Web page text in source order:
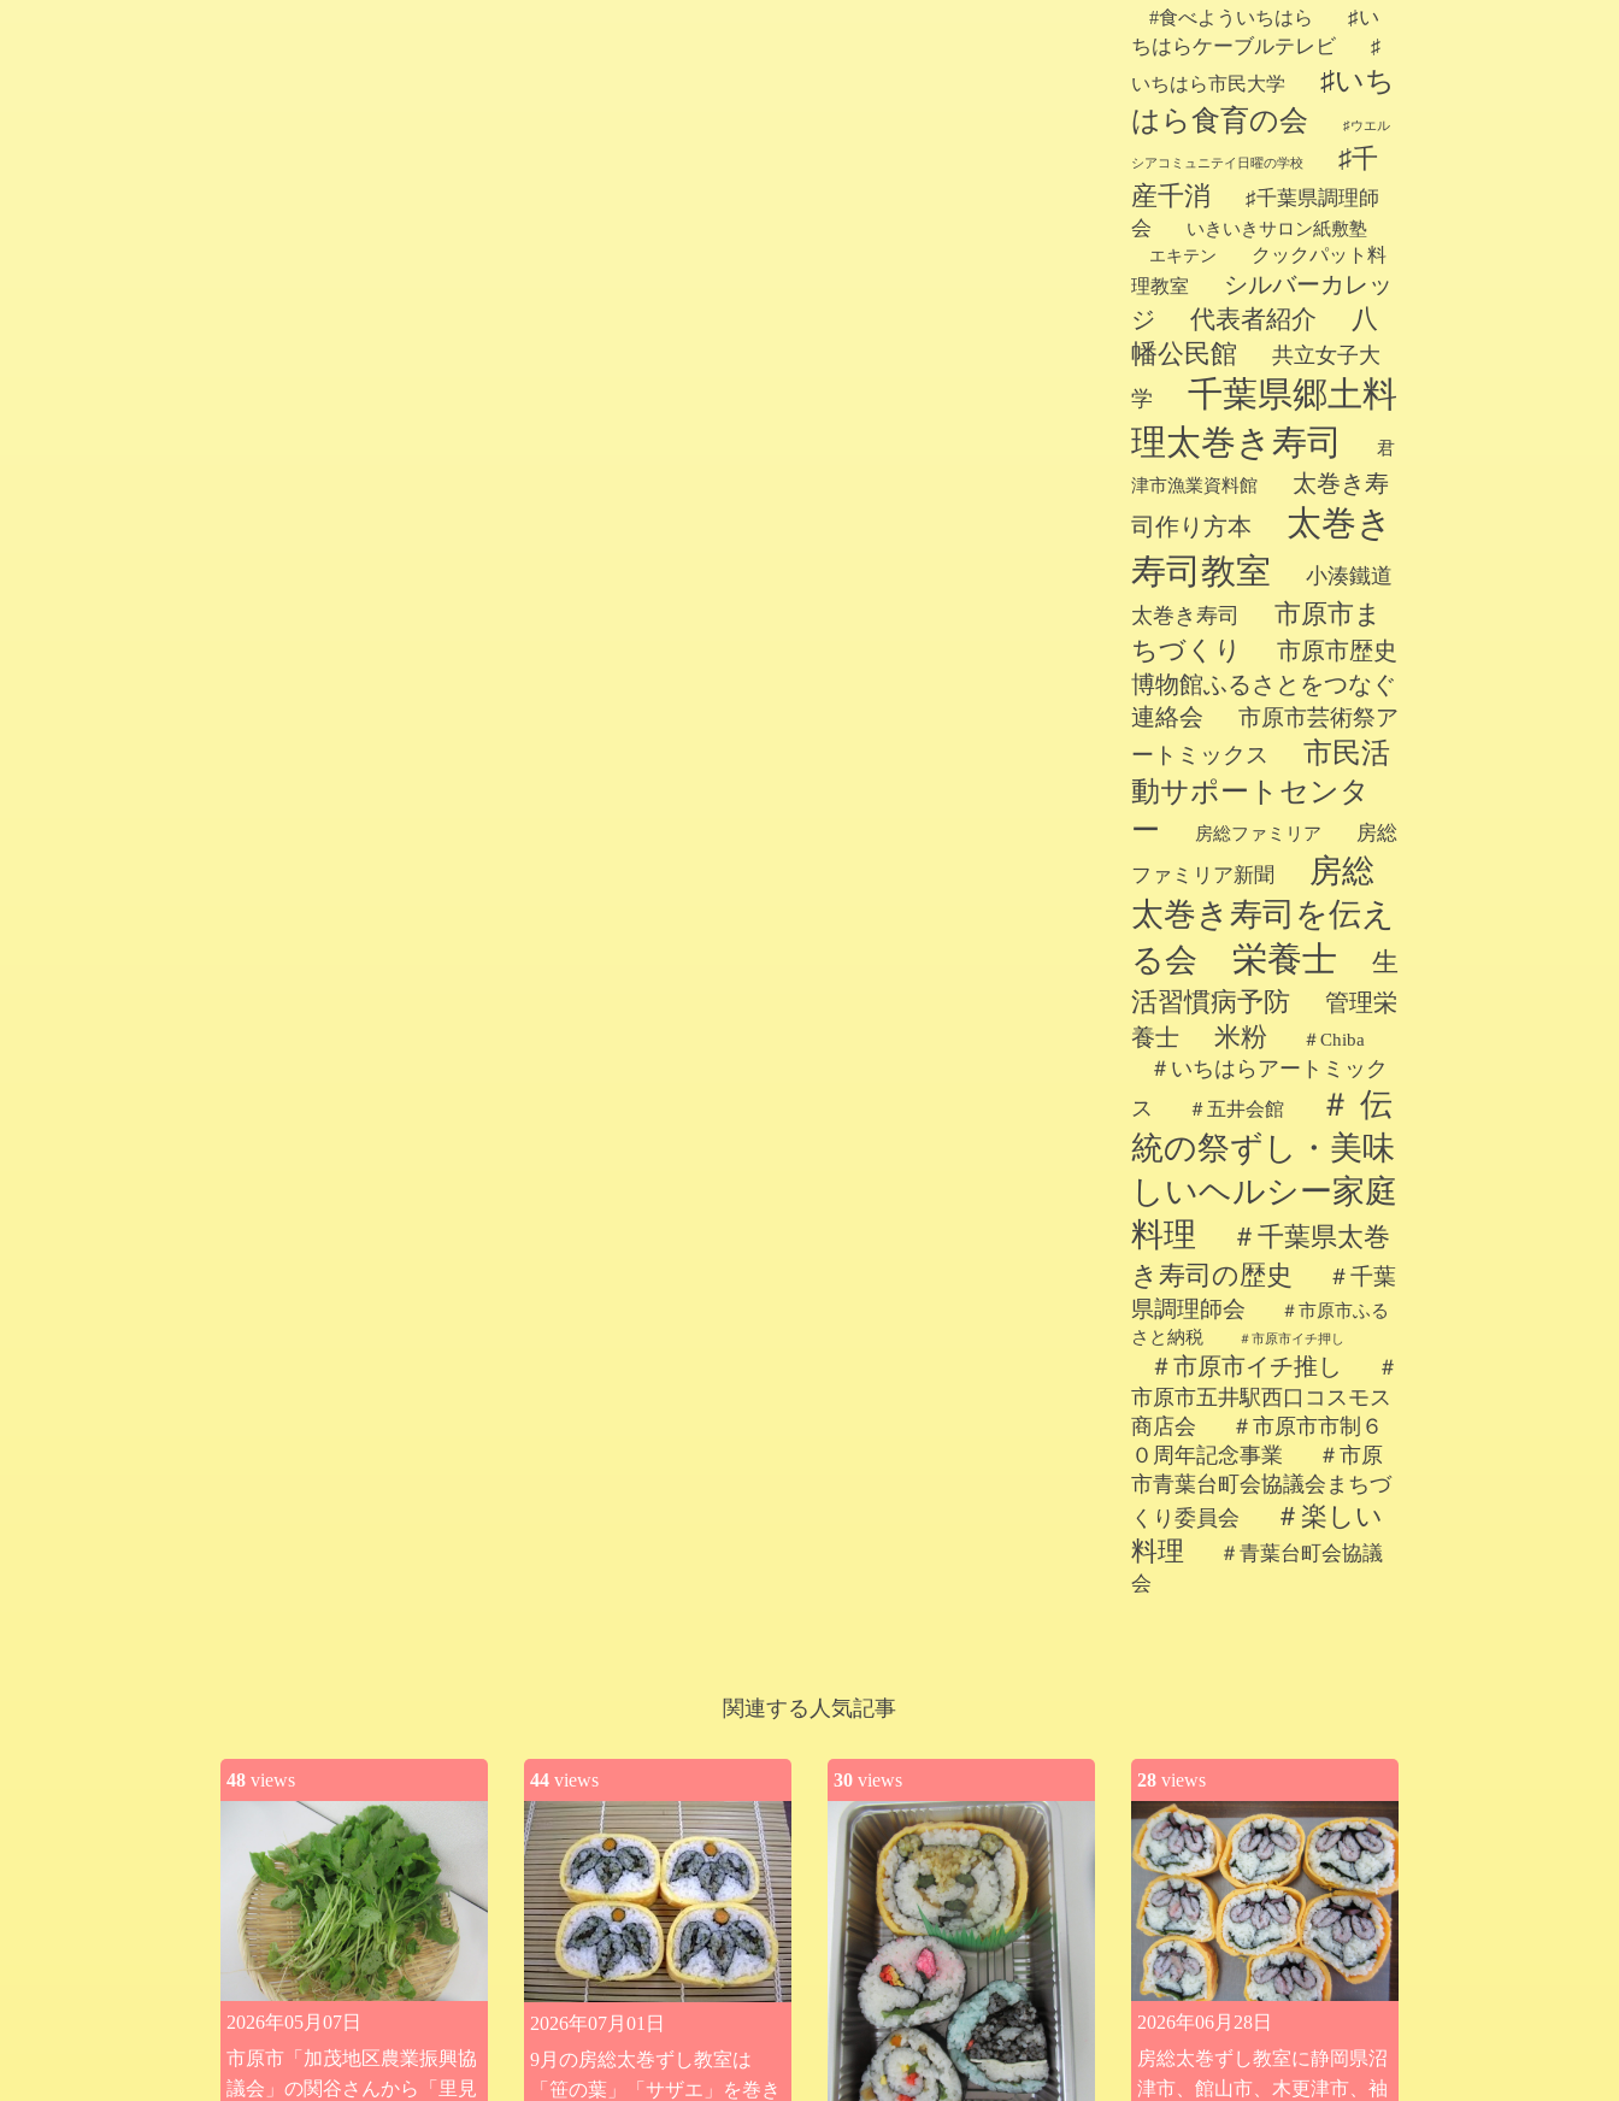
#食べよういちはら
♯い
ちはらケーブルテレビ
♯
いちはら市民大学
♯いち
はら食育の会
♯ウエル
シアコミュニテイ日曜の学校
♯千
産千消
♯千葉県調理師
会
いきいきサロン紙敷塾
エキテン
クックパット料
理教室
シルバーカレッ
ジ
代表者紹介
八
幡公民館
共立女子大
学
千葉県郷土料
理太巻き寿司
君
津市漁業資料館
太巻き寿
司作り方本
太巻き
寿司教室
小湊鐵道
太巻き寿司
市原市ま
ちづくり
市原市歴史
博物館ふるさとをつなぐ
連絡会
市原市芸術祭ア
ートミックス
市民活
動サポートセンタ
ー
房総ファミリア
房総
ファミリア新聞
房総
太巻き寿司を伝え
る会
栄養士
生
活習慣病予防
管理栄
養士
米粉 ＃Chiba
＃いちはらアートミック
ス
＃五井会館
＃ 伝
統の祭ずし・美味
しいヘルシー家庭
料理
＃千葉県太巻
き寿司の歴史
＃千葉
県調理師会
＃市原市ふる
さと納税
＃市原市イチ押し
＃市原市イチ推し
＃
市原市五井駅西口コスモス
商店会
＃市原市市制６
０周年記念事業
＃市原
市青葉台町会協議会まちづ
くり委員会
＃楽しい
料理
＃青葉台町会協議
会
関連する人気記事
48 views
2026年05月07日
市原市「加茂地区農業振興協
議会」の関谷さんから「里見
44 views
2026年07月01日
9月の房総太巻ずし教室は
「笹の葉」「サザエ」を巻き
30 views 28 views
2026年06月28日
房総太巻ずし教室に静岡県沼
津市、館山市、木更津市、袖